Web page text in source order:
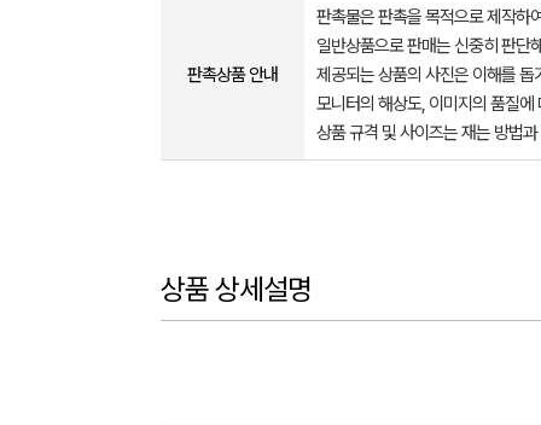
판촉상품 안내
판촉물은 판촉을 목적으로 제작하
일반상품으로 판매는 신중히 판단
제공되는 상품의 사진은 이해를
모니터의 해상도, 이미지의 품질
상품 규격 및 사이즈는 재는 방법
상품 상세설명